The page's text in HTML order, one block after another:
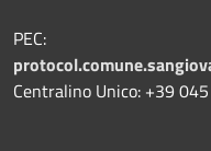
PEC:
Centralino Unico: +39